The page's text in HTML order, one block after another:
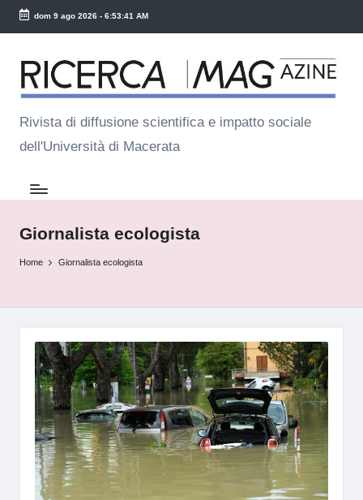
Skip
content
dom 9 ago 2026- 6:53:41 AM
R
ic
e
r
c
a
M
a
Rivista di diffusione scientifica e impatto sociale
dell'Università di Macerata
Giornalista ecologista
Home Giornalista ecologista